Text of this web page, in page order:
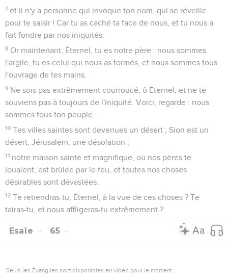
7 et il n'y a personne qui invoque ton nom, qui se réveille
pour te saisir ! Car tu as caché ta face de nous, et tu nous a
fait fondre par nos iniquités.
8 Or maintenant, Éternel, tu es notre père : nous sommes
l'argile, tu es celui qui nous as formés, et nous sommes tous
l'ouvrage de tes mains.
9 Ne sois pas extrêmement courroucé, ô Éternel, et ne te
souviens pas à toujours de l'iniquité. Voici, regarde : nous
sommes tous ton peuple.
10 Tes villes saintes sont devenues un désert ; Sion est un
désert, Jérusalem, une désolation ;
11 notre maison sainte et magnifique, où nos pères te
louaient, est brûlée par le feu, et toutes nos choses
désirables sont dévastées.
12 Te retiendras-tu, Éternel, à la vue de ces choses ? Te
tairas-tu, et nous affligeras-tu extrêmement ?
Esaïe 65
Seuls les Évangiles sont disponibles en vidéo pour le moment.